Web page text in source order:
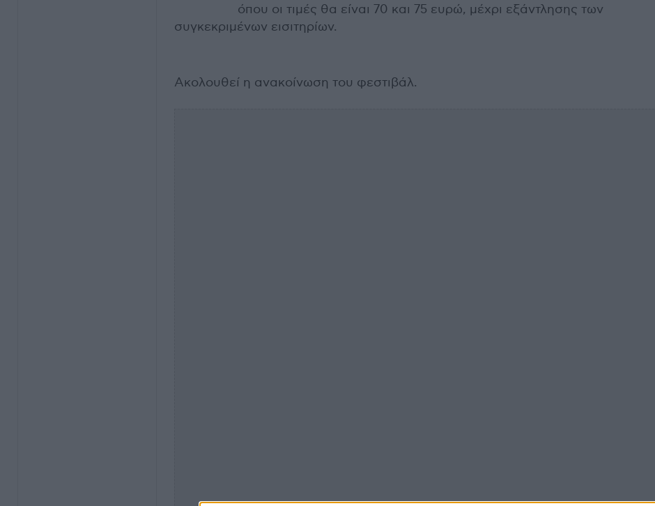
όπου οι τιμές θα είναι 70 και 75 ευρώ, μέχρι εξάντλησης των
συγκεκριμένων εισιτηρίων.
Ακολουθεί η ανακοίνωση του φεστιβάλ.